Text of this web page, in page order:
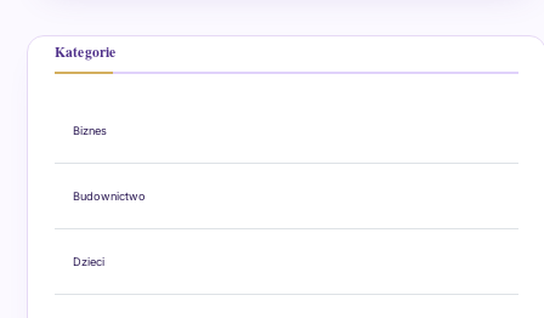
Kategorie
Biznes
Budownictwo
Dzieci